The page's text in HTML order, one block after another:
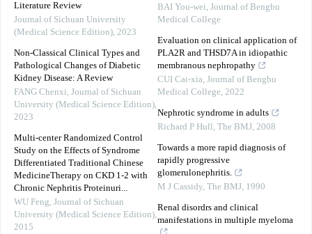
Literature Review
Journal of Sichuan University
(Medical Science Edition), 2023
Non-Classical Clinical Types and
Pathological Changes of Diabetic
Kidney Disease: A Review
FANG Chenxi, Journal of Sichuan
University (Medical Science Edition),
2023
Multi-center Randomized Control
Study on the Effects of Syndrome
Differentiated Traditional Chinese
MedicineTherapy on CKD 1-2 with
Chronic Nephritis Proteinuri...
WU Feng, Journal of Sichuan
University (Medical Science Edition),
2015
BAI You-wei, Journal of Bengbu
Medical College
Evaluation on clinical application of
PLA2R and THSD7A in idiopathic
membranous nephropathy
CUI Cai-xia, Journal of Bengbu
Medical College, 2022
Nephrotic syndrome in adults
Richard P Hull, The BMJ, 2008
Towards a more rapid diagnosis of
rapidly progressive
glomerulonephritis.
M J Cassidy, The BMJ, 1990
Renal disordrs and clinical
manifestations in multiple myeloma